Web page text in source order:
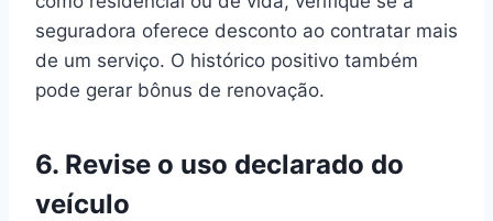
seguradora oferece desconto ao contratar mais
de um serviço. O histórico positivo também
pode gerar bônus de renovação.
6. Revise o uso declarado do
veículo